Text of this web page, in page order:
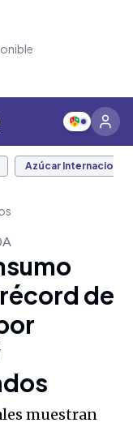
Azúcar Internacional
de
muestran